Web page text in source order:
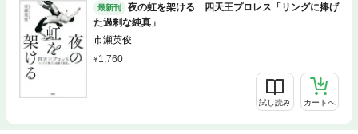
最新刊
夜の虹を架ける 四天王プロレス「リングに捧げ
た過剰な純真」
市瀬英俊
1,760
試し読み カートへ